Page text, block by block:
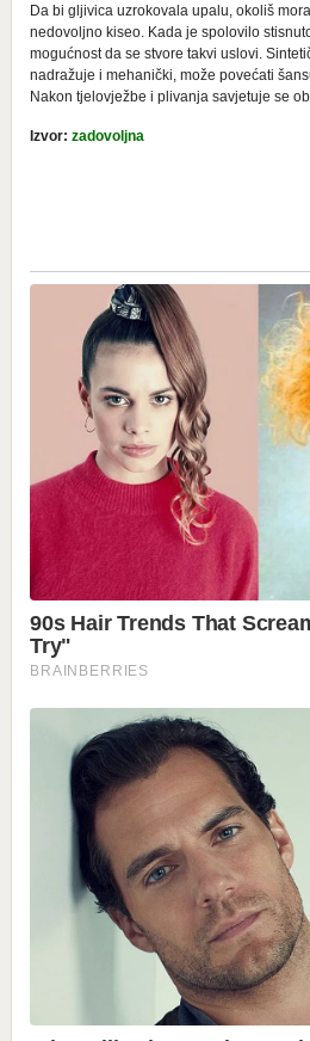
Da bi gljivica uzrokovala upalu, okoliš
nedovoljno kiseo. Kada je spolovilo
mogućnost da se stvore takvi uslovi.
nadražuje i mehanički, može povećati
Nakon tjelovježbe i plivanja savjetuje se
Izvor: zadovoljna